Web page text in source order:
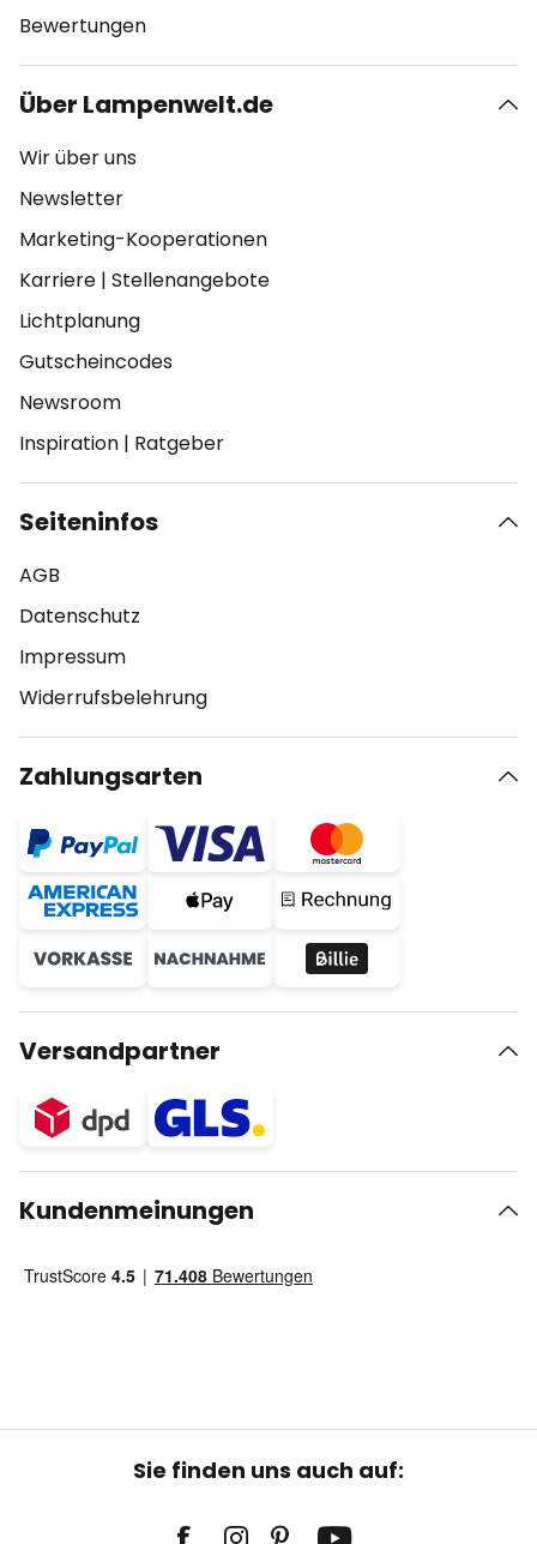
Bewertungen
Über Lampenwelt.de
Wir über uns
Newsletter
Marketing-Kooperationen
Karriere | Stellenangebote
Lichtplanung
Gutscheincodes
Newsroom
Inspiration | Ratgeber
Seiteninfos
AGB
Datenschutz
Impressum
Widerrufsbelehrung
Zahlungsarten
Versandpartner
Kundenmeinungen
Sie finden uns auch auf: